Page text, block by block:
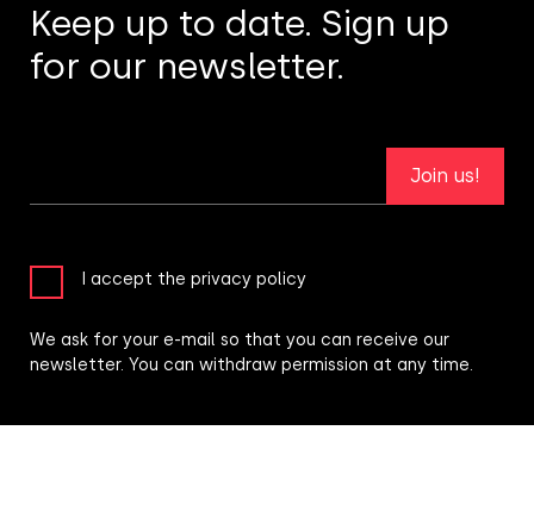
Keep up to date. Sign up
for our newsletter.
Join us!
I accept the privacy policy
We ask for your e-mail so that you can receive our
newsletter. You can withdraw permission at any time.